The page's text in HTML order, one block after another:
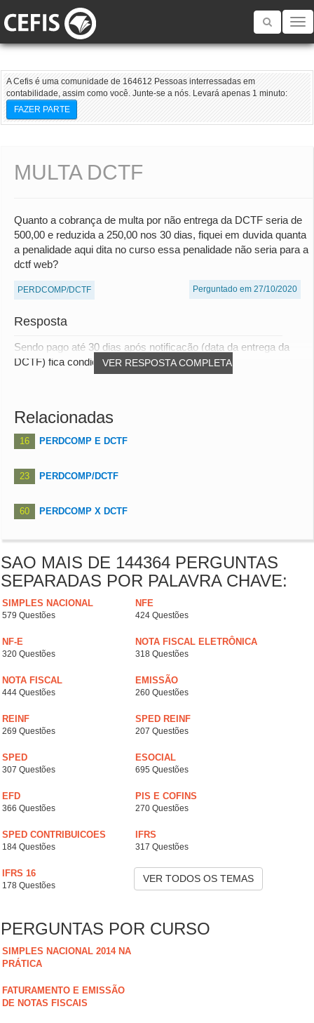
Toggle
A Cefis é uma comunidade de 164612 Pessoas interressadas em
contabilidade, assim como você. Junte-se a nós. Levará apenas 1 minuto:
FAZER PARTE
MULTA DCTF
Quanto a cobrança de multa por não entrega da DCTF seria de
500,00 e reduzida a 250,00 nos 30 dias, fiquei em duvida quanta
a penalidade aqui dita no curso essa penalidade não seria para a
dctf web?
PERDCOMP/DCTF Perguntado em 27/10/2020
Resposta
VER RESPOSTA COMPLETA
Sendo pago até 30 dias após notificação (data da entrega da
DCTF) fica condicionado desconto no valo...
Relacionadas
16 PERDCOMP E DCTF
23 PERDCOMP/DCTF
60 PERDCOMP X DCTF
SAO MAIS DE 144364 PERGUNTAS
SEPARADAS POR PALAVRA CHAVE:
SIMPLES NACIONAL
579 Questões
NFE
424 Questões
NF-E
320 Questões
NOTA FISCAL ELETRÔNICA
318 Questões
NOTA FISCAL
444 Questões
EMISSÃO
260 Questões
REINF
269 Questões
SPED REINF
207 Questões
SPED
307 Questões
ESOCIAL
695 Questões
EFD
366 Questões
PIS E COFINS
270 Questões
SPED CONTRIBUICOES
184 Questões
IFRS
317 Questões
IFRS 16
178 Questões
VER TODOS OS TEMAS
PERGUNTAS POR CURSO
SIMPLES NACIONAL 2014 NA
PRÁTICA
FATURAMENTO E EMISSÃO
DE NOTAS FISCAIS